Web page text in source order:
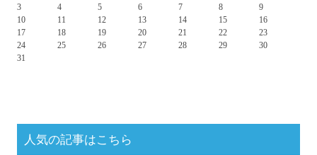
3
4 5 6 7 8
9
10
11 12 13 14 15
16
17
18 19 20 21 22
23
24
25 26 27 28 29
30
31
人気の記事はこちら